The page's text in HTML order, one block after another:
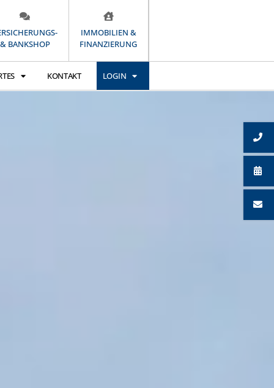
& BANKSHOP
IMMOBILIEN &
FINANZIERUNG
KONTAKT LOGIN